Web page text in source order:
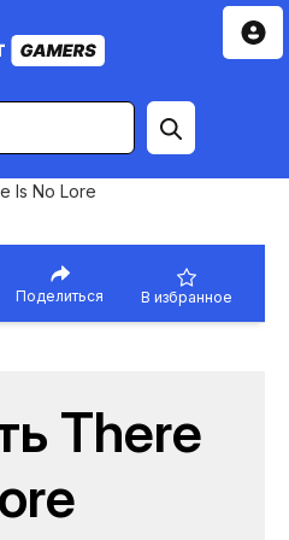
Is No Lore
Поделиться В избранное
There